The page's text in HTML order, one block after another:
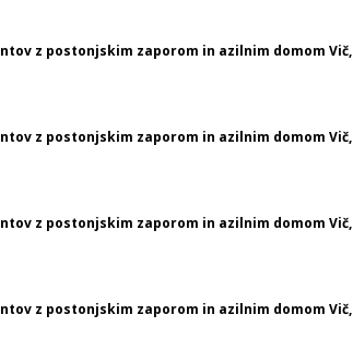
z postonjskim zaporom in azilnim domom Vič,
z postonjskim zaporom in azilnim domom Vič,
z postonjskim zaporom in azilnim domom Vič,
z postonjskim zaporom in azilnim domom Vič,